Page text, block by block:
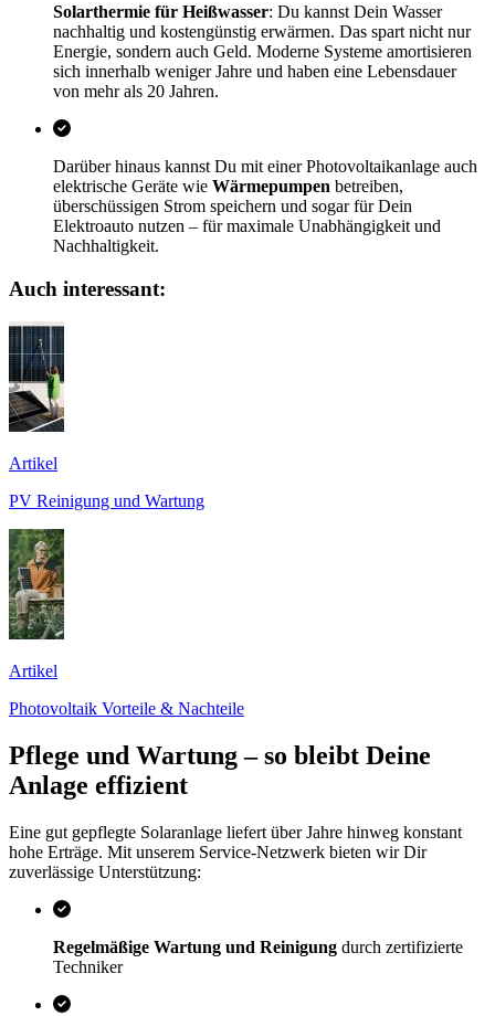
Solarthermie für Heißwasser: Du kannst Dein Wasser
nachhaltig und kostengünstig erwärmen. Das spart nicht nur
Energie, sondern auch Geld. Moderne Systeme amortisieren
sich innerhalb weniger Jahre und haben eine Lebensdauer
von mehr als 20 Jahren.
Darüber hinaus kannst Du mit einer Photovoltaikanlage auch
elektrische Geräte wie Wärmepumpen betreiben,
überschüssigen Strom speichern und sogar für Dein
Elektroauto nutzen – für maximale Unabhängigkeit und
Nachhaltigkeit.
Auch interessant:
Artikel
PV Reinigung und Wartung
Artikel
Photovoltaik Vorteile & Nachteile
Pflege und Wartung – so bleibt Deine
Anlage effizient
Eine gut gepflegte Solaranlage liefert über Jahre hinweg konstant
hohe Erträge. Mit unserem Service-Netzwerk bieten wir Dir
zuverlässige Unterstützung:
Regelmäßige Wartung und Reinigung durch zertifizierte
Techniker